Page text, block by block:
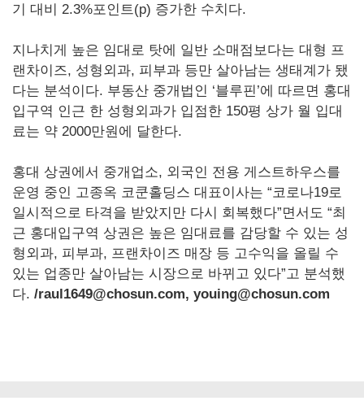
기 대비 2.3%포인트(p) 증가한 수치다.
지나치게 높은 임대로 탓에 일반 소매점보다는 대형 프
랜차이즈, 성형외과, 피부과 등만 살아남는 생태계가 됐
다는 분석이다. 부동산 중개법인 ‘블루핀’에 따르면 홍대
입구역 인근 한 성형외과가 입점한 150평 상가 월 입대
료는 약 2000만원에 달한다.
홍대 상권에서 중개업소, 외국인 전용 게스트하우스를
운영 중인 고종옥 코쿤홀딩스 대표이사는 “코로나19로
일시적으로 타격을 받았지만 다시 회복했다”면서도 “최
근 홍대입구역 상권은 높은 임대료를 감당할 수 있는 성
형외과, 피부과, 프랜차이즈 매장 등 고수익을 올릴 수
있는 업종만 살아남는 시장으로 바뀌고 있다”고 분석했
다. /raul1649@chosun.com, youing@chosun.com